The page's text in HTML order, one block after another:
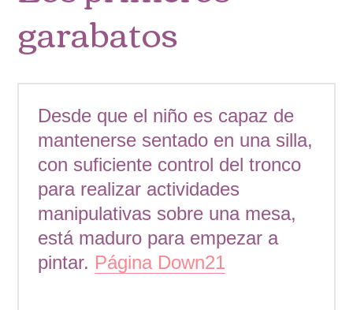
garabatos
Desde que el niño es capaz de
mantenerse sentado en una silla,
con suficiente control del tronco
para realizar actividades
manipulativas sobre una mesa,
está maduro para empezar a
pintar. Página Down21